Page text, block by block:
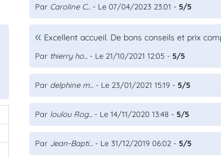
Par Caroline C... - Le 07/04/2023 23:01 - 5/5
Excellent accueil. De bons conseils et prix
Par thierry ho... - Le 21/10/2021 12:05 - 5/5
Par delphine m... - Le 23/01/2021 15:19 - 5/5
Par loulou Rog... - Le 14/11/2020 13:48 - 5/5
Par Jean-Bapti... - Le 31/12/2019 06:02 - 5/5